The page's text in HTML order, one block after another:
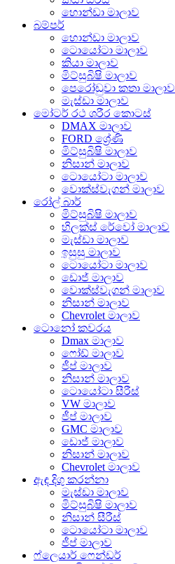
හොන්ඩා මාලාව
බම්පර්
හොන්ඩා මාලාව
ටොයෝටා මාලාව
කියා මාලාව
මිට්සුබිෂි මාලාව
පෙරෝඩුවා කතා මාලාව
මැස්ඩා මාලාව
මෝටර් රථ ශරීර කොටස්
DMAX මාලාව
FORD ශ්‍රේණි
මිට්සුබිෂි මාලාව
නිසාන් මාලාව
ටොයෝටා මාලාව
වොක්ස්වැගන් මාලාව
රෝල් බාර්
මිට්සුබිෂි මාලාව
හිලක්ස් රේවෝ මාලාව
මැස්ඩා මාලාව
ඉසුසු මාලාව
ටොයෝටා මාලාව
ඩොජ් මාලාව
වොක්ස්වැගන් මාලාව
නිසාන් මාලාව
Chevrolet මාලාව
ටොනෝ කවරය
Dmax මාලාව
ෆෝඩ් මාලාව
ජීප් මාලාව
නිසාන් මාලාව
ටොයෝටා සීරීස්
VW මාලාව
ජීප් මාලාව
GMC මාලාව
ඩොජ් මාලාව
නිසාන් මාලාව
Chevrolet මාලාව
ඇඳ දිගු කරන්නා
මැස්ඩා මාලාව
මිට්සුබිෂි මාලාව
නිසාන් සීරීස්
ටොයෝටා මාලාව
ජීප් මාලාව
ෆ්ලෙයාර් ෆෙන්ඩර්